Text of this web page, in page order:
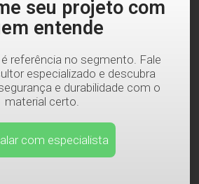
seu projeto com
entende
referência no segmento. Fale
especializado e descubra
e durabilidade com o
material certo.
com especialista